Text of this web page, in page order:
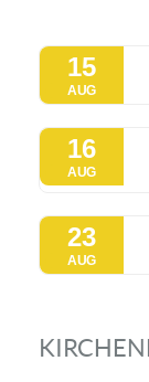
15
AUG
16
AUG
23
AUG